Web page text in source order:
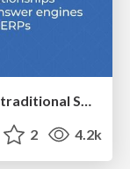
Exploring the relationship between traditional SERPs and Gen AI search
2 4.2k